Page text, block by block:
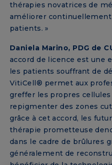
thérapies novatrices de
améliorer continuellement
patients. »
Daniela Marino, PDG de
accord de licence est une
les patients souffrant de
VitiCell® permet aux
greffer les propres
repigmenter des zones
grâce à cet accord, les
thérapie prometteuse
dans le cadre de brûlures
généralement de